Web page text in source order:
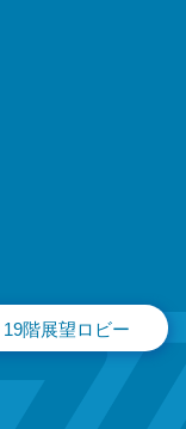
19階展望ロビー